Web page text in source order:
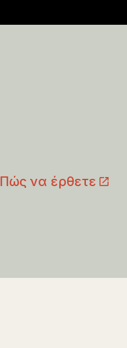
Πώς να έρθετε